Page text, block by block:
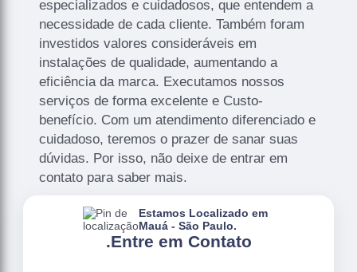
especializados e cuidadosos, que entendem a
necessidade de cada cliente. Também foram
investidos valores consideráveis em
instalações de qualidade, aumentando a
eficiência da marca. Executamos nossos
serviços de forma excelente e Custo-
benefício. Com um atendimento diferenciado e
cuidadoso, teremos o prazer de sanar suas
dúvidas. Por isso, não deixe de entrar em
contato para saber mais.
.Entre em Contato
Estamos Localizado em
Mauá - São Paulo.